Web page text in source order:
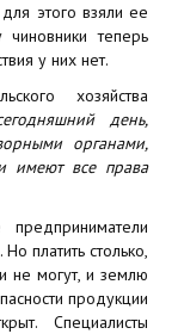
этого взяли ее
теперь
у них нет.
хозяйства
день,
органами,
имеют все права
платить столько,
не могут, и землю
продукции
Специалисты